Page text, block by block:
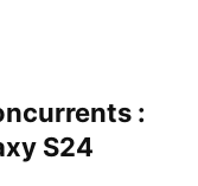
:
S24